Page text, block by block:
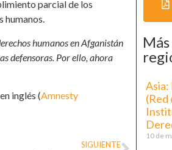
parcial de los
humanos.
humanos en Afganistán
defensoras. Por ello, ahora
inglés (Amnesty
SIGUIENTE
(Red
10 de